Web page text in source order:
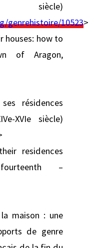
genrehistoire/10523>
houses: how to
of Aragon,
résidences
XVIe siècle)
residences
fourteenth –
maison : une
de genre